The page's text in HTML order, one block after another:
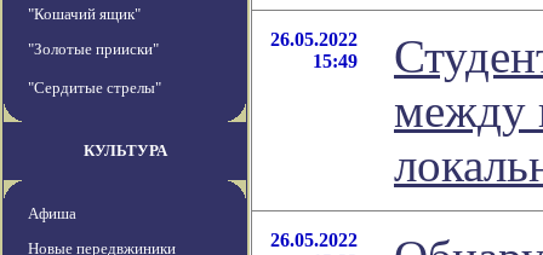
"Кошачий ящик"
"Золотые прииски"
"Сердитые стрелы"
КУЛЬТУРА
Афиша
Новые передвжиники
26.05.2022
15:49
между
26.05.2022